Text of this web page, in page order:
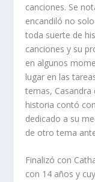
canciones. Se
encandiló no
toda suerte de
canciones y su
en algunos
lugar en las
temas,
historia contó
dedicado a su
de otro tema
Finalizó con
con 14 años y